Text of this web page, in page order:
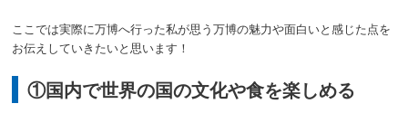
ここでは実際に万博へ行った私が思う万博の魅力や面白いと感じた点を
お伝えしていきたいと思います！
①国内で世界の国の文化や食を楽しめる